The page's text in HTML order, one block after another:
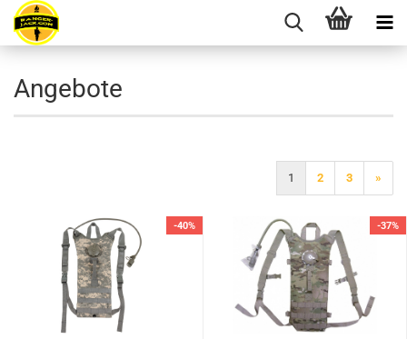
Angebote
1 2 3 »
-40% -37%